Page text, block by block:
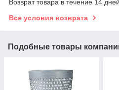
Возврат товара в течение 14
Все условия возврата
Подобные товары